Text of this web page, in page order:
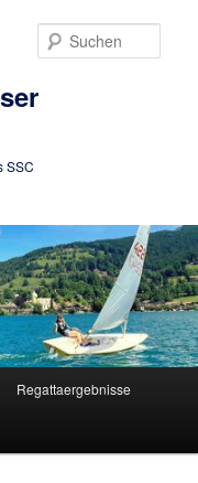
SSC
Regattaergebnisse